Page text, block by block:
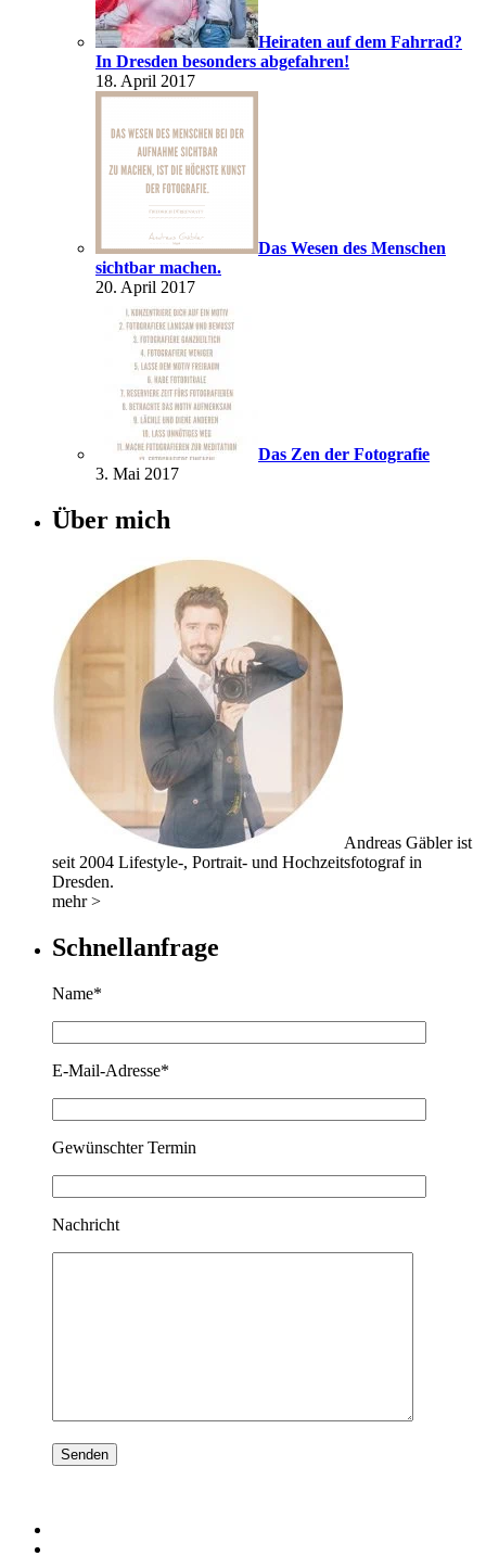
Heiraten auf dem Fahrrad?
In Dresden besonders abgefahren!
18. April 2017
Das Wesen des Menschen
sichtbar machen.
20. April 2017
Das Zen der Fotografie
3. Mai 2017
Über mich
Andreas Gäbler ist
seit 2004 Lifestyle-, Portrait- und Hochzeitsfotograf in
Dresden.
mehr >
Schnellanfrage
Name*
E-Mail-Adresse*
Gewünschter Termin
Nachricht